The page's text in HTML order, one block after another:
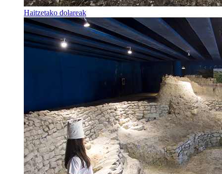
Haitzetako dolareak